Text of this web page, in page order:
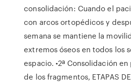
consolidación: Cuando el
con arcos ortopédicos y
semana se mantiene la
extremos óseos en todos los
espacio. •2ª Consolidación
de los fragmentos, ETAPAS